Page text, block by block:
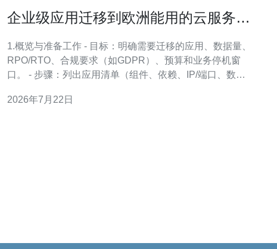
企业级应用迁移到欧洲能用的云服务器
1.概览与准备工作 - 目标：明确需要迁移的应用、数据量、
RPO/RTO、合规要求（如GDPR）、预算和业务停机窗
口。 - 步骤：列出应用清单（组件、依赖、IP/端口、数据
shift、replatform、refactor）。 2.合规与法律检查（以欧洲
2026年7月22日